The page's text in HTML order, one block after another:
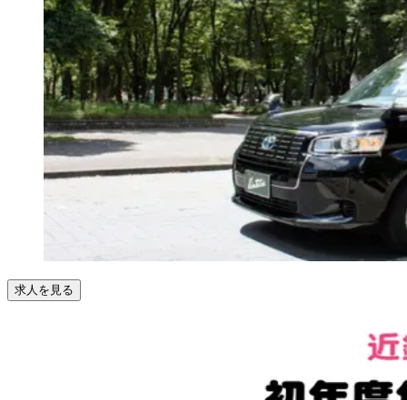
求人を見る